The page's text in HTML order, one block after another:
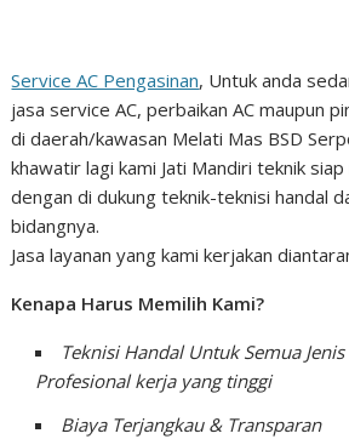
Service AC Pengasinan, Untuk anda
jasa service AC, perbaikan AC maupun
di daerah/kawasan Melati Mas BSD
khawatir lagi kami Jati Mandiri teknik
dengan di dukung teknik-teknisi handal
bidangnya.
Jasa layanan yang kami kerjakan
Kenapa Harus Memilih Kami?
Teknisi Handal Untuk Semua
Profesional kerja yang tinggi
Biaya Terjangkau & Transparan